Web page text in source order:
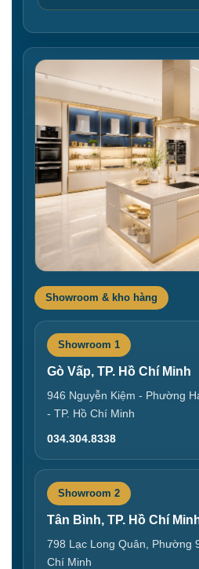
Showroom & kho hàng
Showroom 1
Gò Vấp, TP. Hồ Chí Minh
946 Nguyễn Kiệm - Phường
- TP. Hồ Chí Minh
034.304.8338
Showroom 2
Tân Bình, TP. Hồ Chí
798 Lạc Long Quân, Phường
Chí Minh